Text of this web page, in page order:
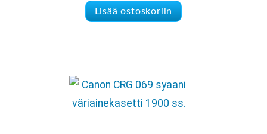
Lisää ostoskoriin